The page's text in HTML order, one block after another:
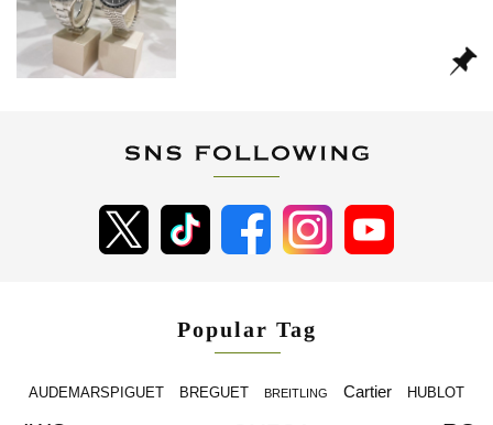
Popular Tag
AUDEMARSPIGUET BREGUET BREITLING Cartier HUBLOT